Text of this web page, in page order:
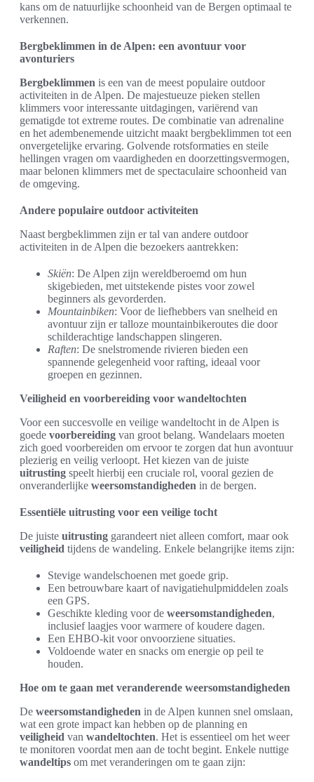
kans om de natuurlijke schoonheid van de Bergen optimaal te
verkennen.
Bergbeklimmen in de Alpen: een avontuur voor
avonturiers
Bergbeklimmen is een van de meest populaire outdoor
activiteiten in de Alpen. De majestueuze pieken stellen
klimmers voor interessante uitdagingen, variërend van
gematigde tot extreme routes. De combinatie van adrenaline
en het adembenemende uitzicht maakt bergbeklimmen tot een
onvergetelijke ervaring. Golvende rotsformaties en steile
hellingen vragen om vaardigheden en doorzettingsvermogen,
maar belonen klimmers met de spectaculaire schoonheid van
de omgeving.
Andere populaire outdoor activiteiten
Naast bergbeklimmen zijn er tal van andere outdoor
activiteiten in de Alpen die bezoekers aantrekken:
Skiën: De Alpen zijn wereldberoemd om hun
skigebieden, met uitstekende pistes voor zowel
beginners als gevorderden.
Mountainbiken: Voor de liefhebbers van snelheid en
avontuur zijn er talloze mountainbikeroutes die door
schilderachtige landschappen slingeren.
Raften: De snelstromende rivieren bieden een
spannende gelegenheid voor rafting, ideaal voor
groepen en gezinnen.
Veiligheid en voorbereiding voor wandeltochten
Voor een succesvolle en veilige wandeltocht in de Alpen is
goede voorbereiding van groot belang. Wandelaars moeten
zich goed voorbereiden om ervoor te zorgen dat hun avontuur
plezierig en veilig verloopt. Het kiezen van de juiste
uitrusting speelt hierbij een cruciale rol, vooral gezien de
onveranderlijke weersomstandigheden in de bergen.
Essentiële uitrusting voor een veilige tocht
De juiste uitrusting garandeert niet alleen comfort, maar ook
veiligheid tijdens de wandeling. Enkele belangrijke items zijn:
Stevige wandelschoenen met goede grip.
Een betrouwbare kaart of navigatiehulpmiddelen zoals
een GPS.
Geschikte kleding voor de weersomstandigheden,
inclusief laagjes voor warmere of koudere dagen.
Een EHBO-kit voor onvoorziene situaties.
Voldoende water en snacks om energie op peil te
houden.
Hoe om te gaan met veranderende weersomstandigheden
De weersomstandigheden in de Alpen kunnen snel omslaan,
wat een grote impact kan hebben op de planning en
veiligheid van wandeltochten. Het is essentieel om het weer
te monitoren voordat men aan de tocht begint. Enkele nuttige
wandeltips om met veranderingen om te gaan zijn: